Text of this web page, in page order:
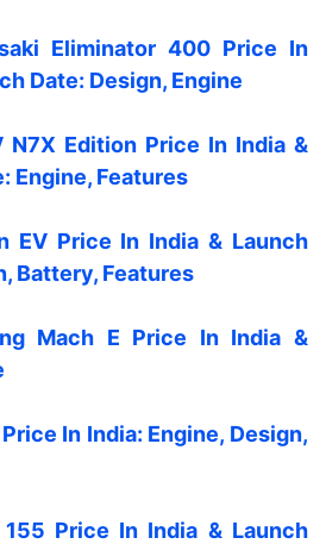
Eliminator 400 Price In
Date: Design, Engine
N7X Edition Price In India &
Engine, Features
EV Price In India & Launch
Battery, Features
Mach E Price In India &
In India: Engine, Design,
155 Price In India & Launch